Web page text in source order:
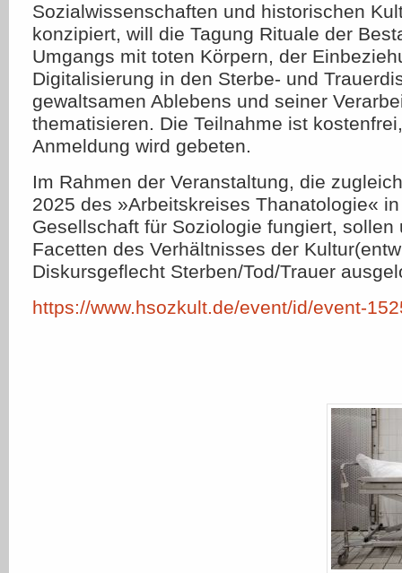
Sozialwissenschaften und historischen
konzipiert, will die Tagung Rituale der
Umgangs mit toten Körpern, der
Digitalisierung in den Sterbe- und
gewaltsamen Ablebens und seiner
thematisieren. Die Teilnahme ist
Anmeldung wird gebeten.
Im Rahmen der Veranstaltung, die
2025 des »Arbeitskreises Thanatologie«
Gesellschaft für Soziologie fungiert, sollen
Facetten des Verhältnisses der
Diskursgeflecht Sterben/Tod/Trauer
https://www.hsozkult.de/event/id/event-